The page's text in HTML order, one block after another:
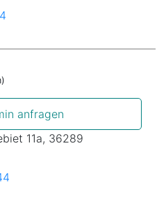
anfragen
11a, 36289